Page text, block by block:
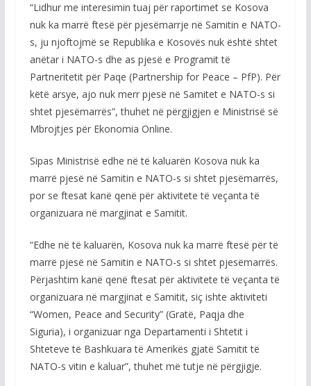
“Lidhur me interesimin tuaj për raportimet se Kosova
nuk ka marrë ftesë për pjesëmarrje në Samitin e NATO-
s, ju njoftojmë se Republika e Kosovës nuk është shtet
anëtar i NATO-s dhe as pjesë e Programit të
Partneritetit për Paqe (Partnership for Peace – PfP). Për
këtë arsye, ajo nuk merr pjesë në Samitet e NATO-s si
shtet pjesëmarrës”, thuhet në përgjigjen e Ministrisë së
Mbrojtjes për Ekonomia Online.
Sipas Ministrisë edhe në të kaluarën Kosova nuk ka
marrë pjesë në Samitin e NATO-s si shtet pjesëmarrës,
por se ftesat kanë qenë për aktivitete të veçanta të
organizuara në margjinat e Samitit.
“Edhe në të kaluarën, Kosova nuk ka marrë ftesë për të
marrë pjesë në Samitin e NATO-s si shtet pjesëmarrës.
Përjashtim kanë qenë ftesat për aktivitete të veçanta të
organizuara në margjinat e Samitit, siç ishte aktiviteti
“Women, Peace and Security” (Gratë, Paqja dhe
Siguria), i organizuar nga Departamenti i Shtetit i
Shteteve të Bashkuara të Amerikës gjatë Samitit të
NATO-s vitin e kaluar”, thuhet më tutje në përgjigje.